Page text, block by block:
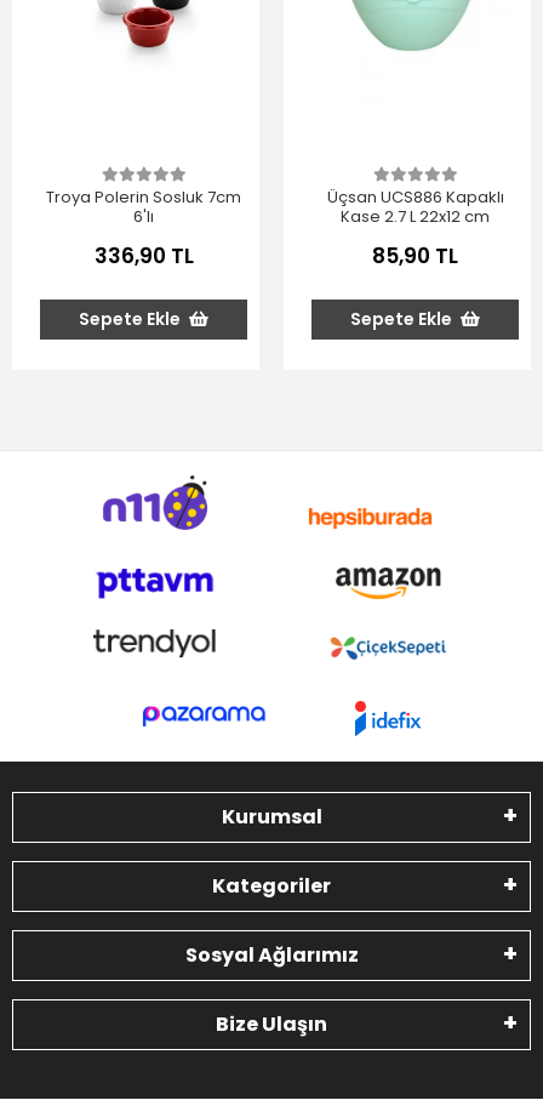
Troya Polerin Sosluk 7cm
6'lı
336,90 TL
Sepete Ekle
Üçsan UCS886 Kapaklı
Kase 2.7 L 22x12 cm
85,90 TL
Sepete Ekle
Kurumsal
Kategoriler
Sosyal Ağlarımız
Bize Ulaşın